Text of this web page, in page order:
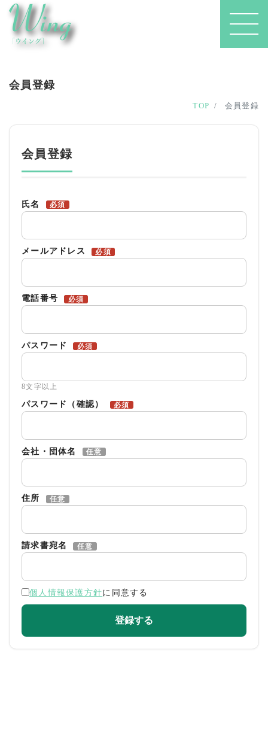
会員登録
TOP 会員登録
会員登録
氏名 必須
メールアドレス 必須
電話番号 必須
パスワード 必須
8文字以上
パスワード（確認） 必須
会社・団体名 任意
住所 任意
請求書宛名 任意
個人情報保護方針に同意する
登録する